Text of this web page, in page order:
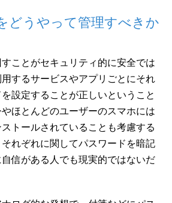
どうやって管理すべきか
ことがセキュリティ的に安全では
するサービスやアプリごとにそれ
設定することが正しいということ
ほとんどのユーザーのスマホには
トールされていることも考慮する
れぞれに関してパスワードを暗記
信がある人でも現実的ではないだ